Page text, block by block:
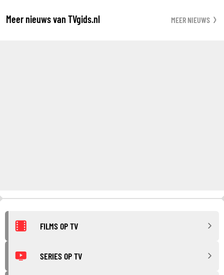
Meer nieuws van TVgids.nl MEER NIEUWS
FILMS OP TV
SERIES OP TV